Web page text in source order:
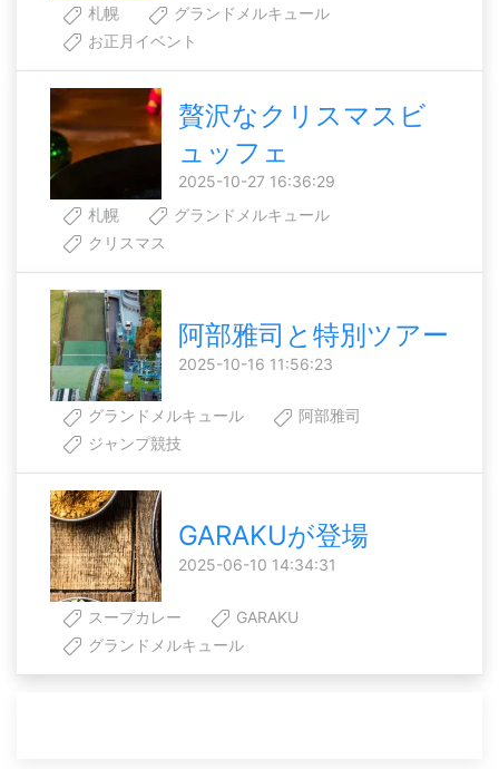
札幌
グランドメルキュール
お正月イベント
贅沢なクリスマスビ
ュッフェ
2025-10-27 16:36:29
札幌
グランドメルキュール
クリスマス
阿部雅司と特別ツアー
2025-10-16 11:56:23
グランドメルキュール
阿部雅司
ジャンプ競技
GARAKUが登場
2025-06-10 14:34:31
スープカレー
GARAKU
グランドメルキュール